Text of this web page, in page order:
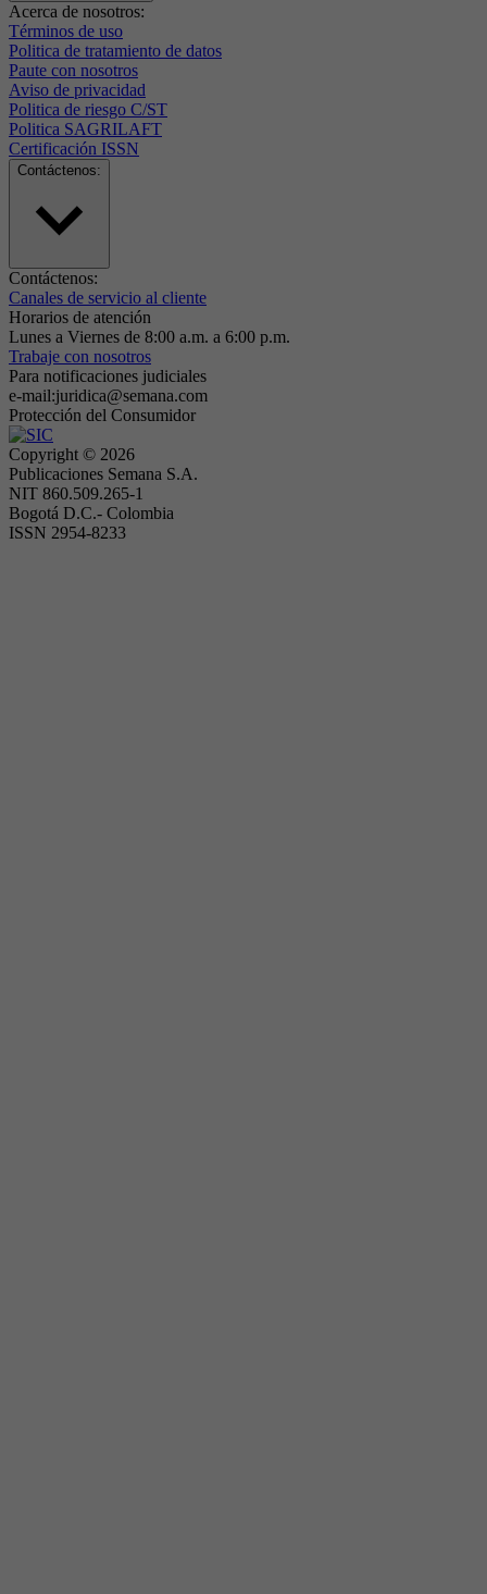
Acerca de nosotros:
Términos de uso
Politica de tratamiento de datos
Paute con nosotros
Aviso de privacidad
Politica de riesgo C/ST
Politica SAGRILAFT
Certificación ISSN
Contáctenos:
Contáctenos:
Canales de servicio al cliente
Horarios de atención
Lunes a Viernes de 8:00 a.m. a 6:00 p.m.
Trabaje con nosotros
Para notificaciones judiciales
e-mail:juridica@semana.com
Protección del Consumidor
Copyright © 2026
Publicaciones Semana S.A.
NIT 860.509.265-1
Bogotá D.C.- Colombia
ISSN 2954-8233